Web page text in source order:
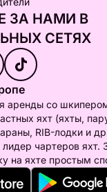
ЗА НАМИ В
СЕТЯХ
аренды со
яхт (яхты,
RIB-лодки и
чартеров яхт.
на яхте простым